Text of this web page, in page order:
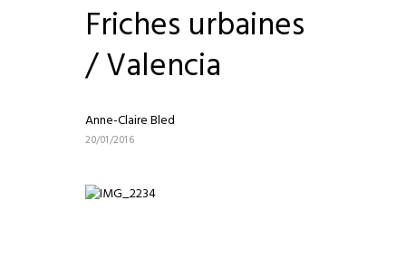
Friches urbaines
/ Valencia
Anne-Claire Bled
20/01/2016